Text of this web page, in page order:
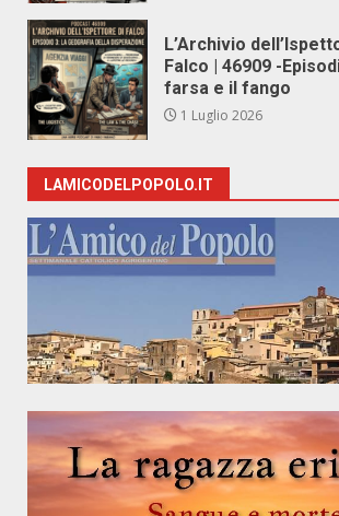
L’Archivio
Falco | 46909 -
farsa e il fango
1 Luglio 2026
LAMICODELPOPOLO.IT